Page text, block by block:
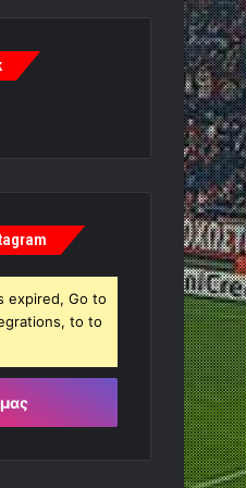
expired, Go to
to to